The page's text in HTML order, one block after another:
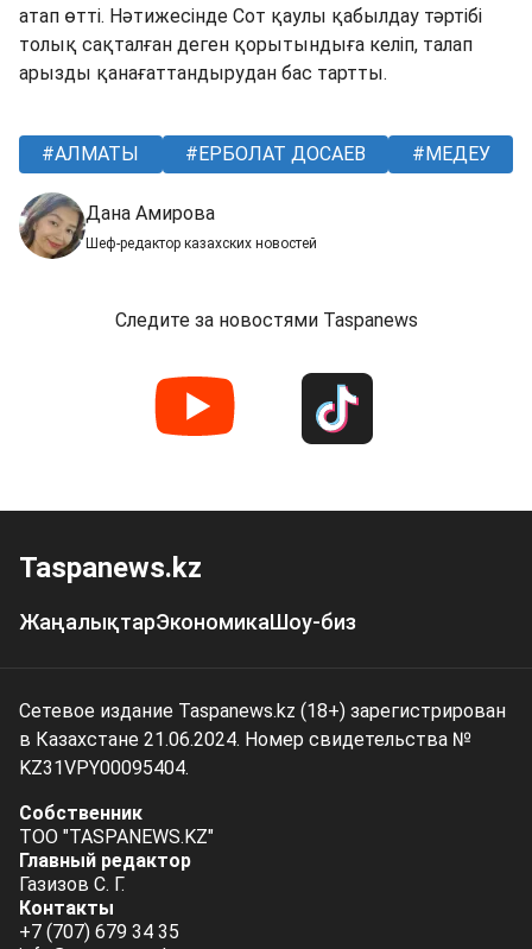
атап өтті. Нәтижесінде Сот қаулы қабылдау тәртібі
толық сақталған деген қорытындыға келіп, талап
арызды қанағаттандырудан бас тартты.
АЛМАТЫ ЕРБОЛАТ ДОСАЕВ МЕДЕУ
Дана Амирова
Шеф-редактор казахских новостей
Следите за новостями Taspanews
Taspanews.kz
ЖаңалықтарЭкономикаШоу-биз
Сетевое издание Taspanews.kz (18+) зарегистрирован
в Казахстане 21.06.2024. Номер свидетельства №
KZ31VPY00095404.
Собственник
ТОО "TASPANEWS.KZ"
Главный редактор
Газизов С. Г.
Контакты
+7 (707) 679 34 35